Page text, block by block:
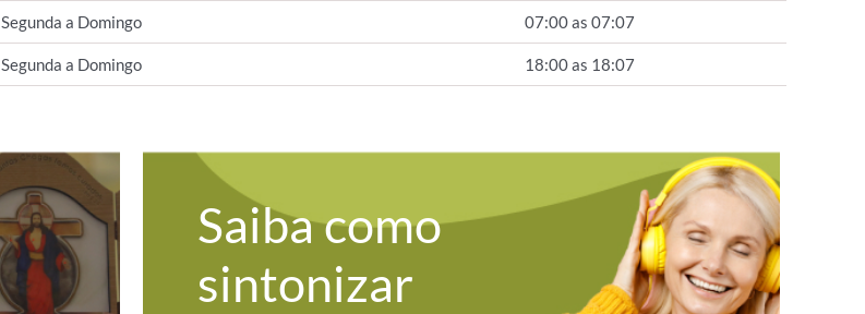
Segunda a Domingo 07:00 as 07:07
Segunda a Domingo 18:00 as 18:07
Saiba como
sintonizar